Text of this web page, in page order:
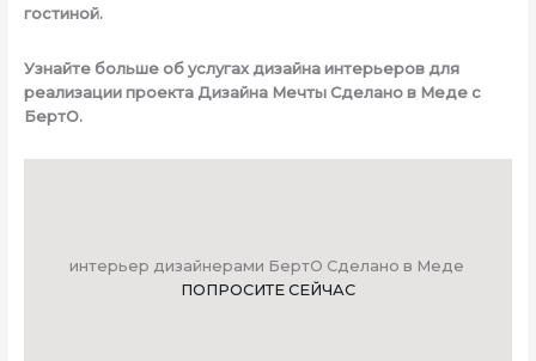
гостиной.
Узнайте больше об услугах дизайна интерьеров для
реализации проекта Дизайна Мечты Сделано в Меде с
БертО.
интерьер дизайнерами БертО Сделано в Меде
ПОПРОСИТЕ СЕЙЧАС